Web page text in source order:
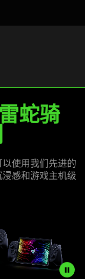
雷蛇骑
使用我们先进的
感和游戏主机级